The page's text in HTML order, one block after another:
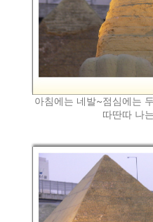
아침에는 네발~점심에는
따딴따 나